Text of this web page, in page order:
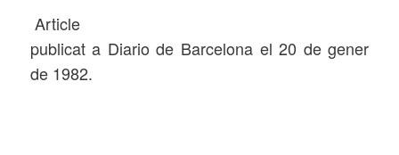
Article
publicat a Diario de Barcelona el 20 de gener
de 1982.